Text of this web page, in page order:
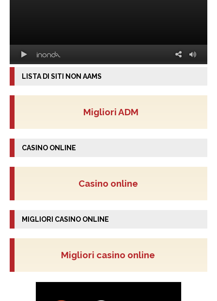
LISTA DI SITI NON AAMS
Migliori ADM
CASINO ONLINE
Casino online
MIGLIORI CASINO ONLINE
Migliori casino online